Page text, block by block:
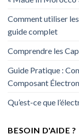
Comment utiliser
guide complet
Comprendre les
Guide Pratique :
Composant
Qu’est-ce que
BESOIN D'AIDE ?